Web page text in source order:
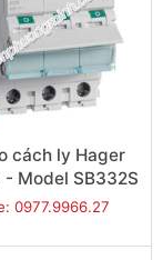
cách ly Hager
Model SB332S
0977.9966.27